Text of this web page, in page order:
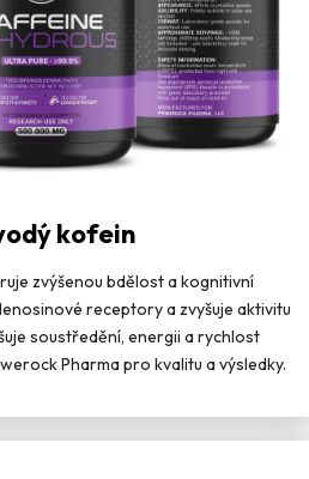
kofein
zvýšenou bdělost a kognitivní
receptory a zvyšuje aktivitu
soustředění, energii a rychlost
Pharma pro kvalitu a výsledky.